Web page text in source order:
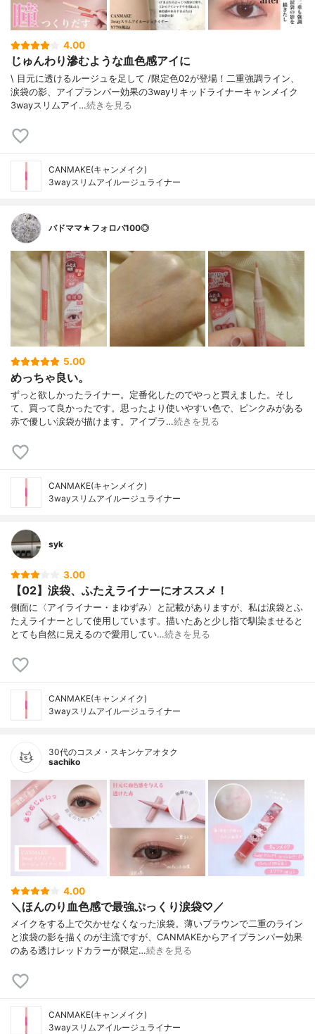
4.00
じゅんわり滲むような血色感アイに
\ 目元に透けるルージュを足して /⁡限定色02が登場！二重強調ライン、
涙袋の影、アイプランパー効果の3wayリキッドライナー⁡⁡キャンメイク
3wayスリムアイ…続きを見る
CANMAKE(キャンメイク)
3wayスリムアイルージュライナー
バドママ★フォロバ100◎
5.00
めっちゃ良い。
ずっと欲しかったライナー。定番化したのでやっと買えました。そし
て、買って良かったです。思ったより使いやすい色で、ピンクみがある
赤で優しい涙袋が描けます。アイプラ…続きを見る
CANMAKE(キャンメイク)
3wayスリムアイルージュライナー
syk
3.00
【02】涙袋、ふたえライナーにオススメ！
側面に〈アイライナー・まゆずみ〉と記載がありますが、私は涙袋とふ
たえライナーとして使用しています。描いたあと少し指で馴染ませると
とても自然に見えるので愛用してい…続きを見る
CANMAKE(キャンメイク)
3wayスリムアイルージュライナー
30代のコスメ・スキンケアオタク
sachiko
4.00
＼ほんのり血色感で最強ぷっくり涙袋♡／
メイクをする上で欠かせなくなった涙袋。薄いブラウンで二重のライン
と涙袋の影を描くのが主流ですが、CANMAKEからアイプランパー効果
のある透けレッドカラーが限定…続きを見る
CANMAKE(キャンメイク)
3wayスリムアイルージュライナー